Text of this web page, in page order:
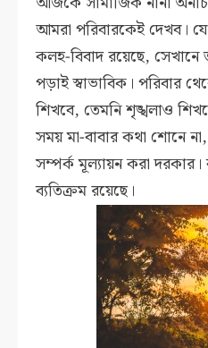
আমরা পরিবারকেই দেখব। যে
কলহ-বিবাদ রয়েছে, সেখানে
পড়াই স্বাভাবিক। পরিবার
শিখবে, তেমনি শৃঙ্খলাও
সময় মা-বাবার কথা শোনে
সম্পর্ক মূল্যায়ন করা দরকার।
ব্যতিক্রম রয়েছে।